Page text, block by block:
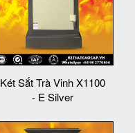
Két Sắt Trà Vinh X1100
- E Silver